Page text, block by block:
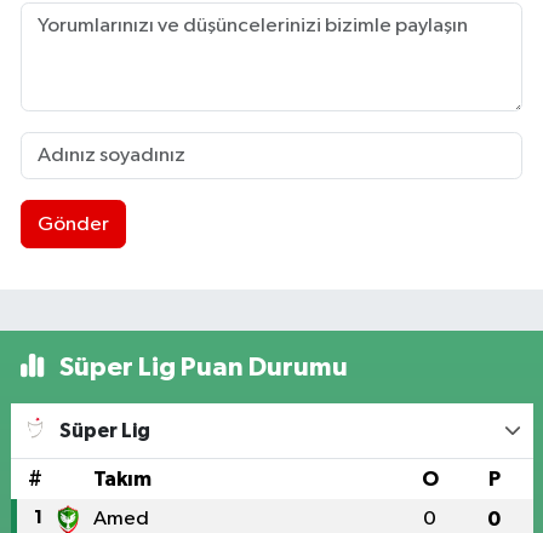
Gönder
Süper Lig Puan Durumu
Süper Lig
# Takım O P
1 Amed 0 0